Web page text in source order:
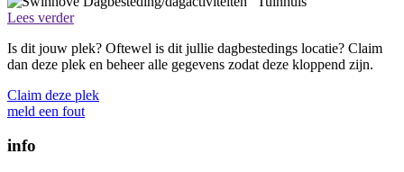
Lees verder
Is dit jouw plek? Oftewel is dit jullie dagbestedings locatie? Claim
dan deze plek en beheer alle gegevens zodat deze kloppend zijn.
Claim deze plek
meld een fout
info